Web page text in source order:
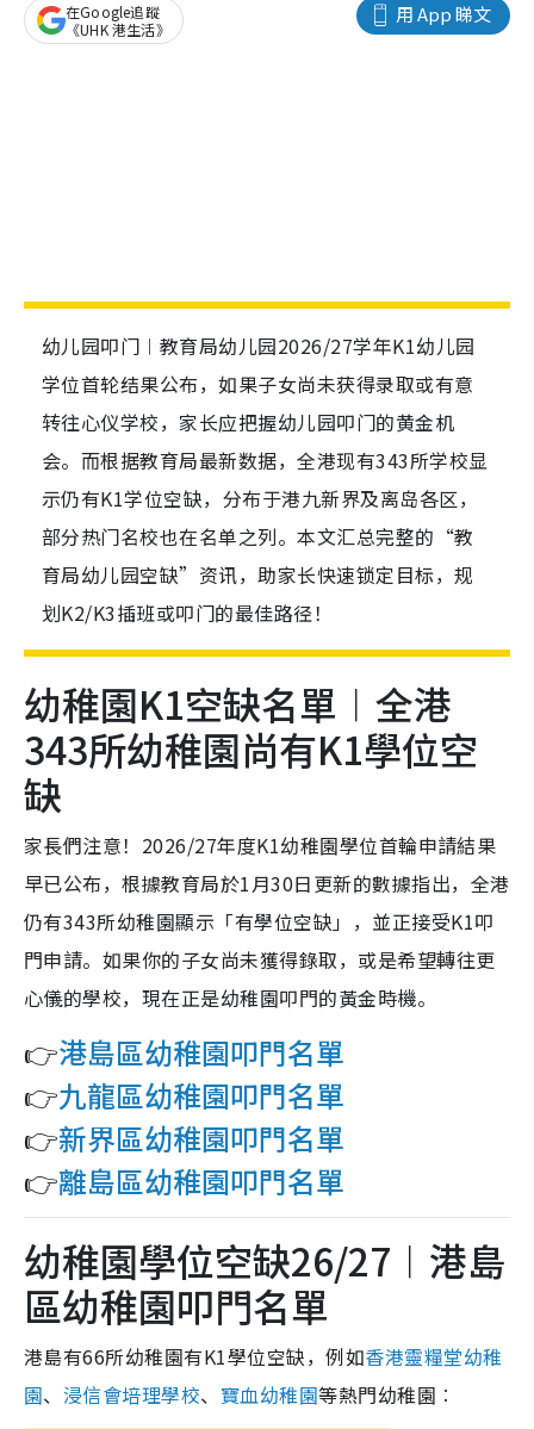
用 App 睇文
在Google追蹤
《UHK 港生活》
幼儿园叩门︱教育局幼儿园2026/27学年K1幼儿园
学位首轮结果公布，如果子女尚未获得录取或有意
转往心仪学校，家长应把握幼儿园叩门的黄金机
会。而根据教育局最新数据，全港现有343所学校显
示仍有K1学位空缺，分布于港九新界及离岛各区，
部分热门名校也在名单之列。本文汇总完整的“教
育局幼儿园空缺”资讯，助家长快速锁定目标，规
划K2/K3插班或叩门的最佳路径！
幼稚園K1空缺名單︱全港
343所幼稚園尚有K1學位空
缺
家長們注意！2026/27年度K1幼稚園學位首輪申請結果
早已公布，根據教育局於1月30日更新的數據指出，全港
仍有343所幼稚園顯示「有學位空缺」，並正接受K1叩
門申請。如果你的子女尚未獲得錄取，或是希望轉往更
心儀的學校，現在正是幼稚園叩門的黃金時機。
👉港島區幼稚園叩門名單
👉九龍區幼稚園叩門名單
👉新界區幼稚園叩門名單
👉離島區幼稚園叩門名單
幼稚園學位空缺26/27︱港島
區幼稚園叩門名單
港島有66所幼稚園有K1學位空缺，例如香港靈糧堂幼稚
園、 浸信會培理學校、 寶血幼稚園等熱門幼稚園︰